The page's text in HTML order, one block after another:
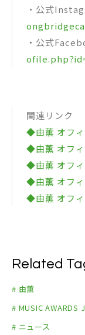
・公式
・公式
関連リンク
◆由薫 オフ
◆由薫 オフ
◆由薫 オフ
◆由薫 オフ
◆由薫 オフ
Related
# 由薫
# MUSIC AWARDS
# ニュース